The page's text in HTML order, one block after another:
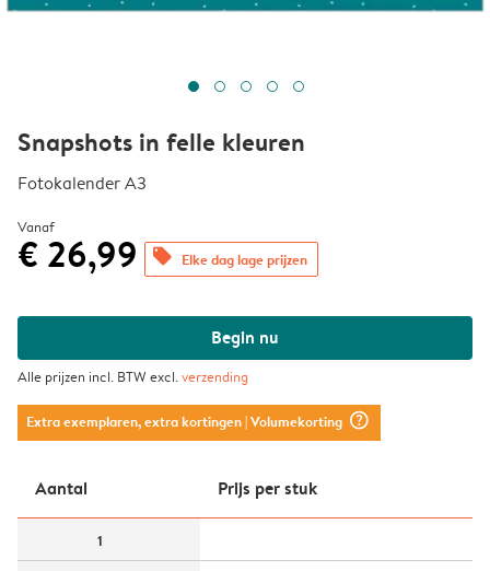
Snapshots in felle kleuren
Fotokalender A3
Vanaf
€ 26,99 offers Elke dag lage prijzen
Begin nu
Alle prijzen incl. BTW excl.verzending
Extra exemplaren, extra kortingen| Volumekorting question_mark_circle
Aantal Prijs per stuk
1